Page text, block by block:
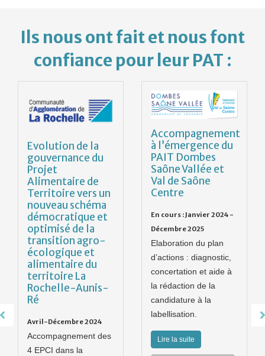
Ils nous ont fait et nous font
confiance pour leur PAT :
Evolution de la
gouvernance du
Projet
Alimentaire de
Territoire vers un
nouveau schéma
démocratique et
optimisé de la
transition agro-
écologique et
alimentaire du
territoire La
Rochelle-Aunis-
Ré
Avril-Décembre 2024
Accompagnement des
4 EPCI dans la
Accompagnement
à l’émergence du
PAIT Dombes
Saône Vallée et
Val de Saône
Centre
En cours : Janvier 2024 -
Décembre 2025
Elaboration du plan
d’actions : diagnostic,
concertation et aide à
la rédaction de la
candidature à la
labellisation.
Lire la suite